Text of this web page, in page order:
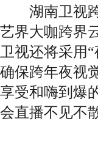
湖南卫视跨
艺界大咖跨界
卫视还将采用
确保跨年夜视
享受和嗨到爆
会直播不见不